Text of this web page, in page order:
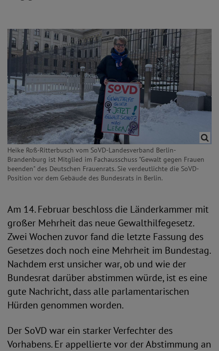
Heike Roß-Ritterbusch vom SoVD-Landesverband Berlin-
Brandenburg ist Mitglied im Fachausschuss "Gewalt gegen Frauen
beenden" des Deutschen Frauenrats. Sie verdeutlichte die SoVD-
Position vor dem Gebäude des Bundesrats in Berlin.
Am 14. Februar beschloss die Länderkammer mit
großer Mehrheit das neue Gewalthilfegesetz.
Zwei Wochen zuvor fand die letzte Fassung des
Gesetzes doch noch eine Mehrheit im Bundestag.
Nachdem erst unsicher war, ob und wie der
Bundesrat darüber abstimmen würde, ist es eine
gute Nachricht, dass alle parlamentarischen
Hürden genommen worden.
Der SoVD war ein starker Verfechter des
Vorhabens. Er appellierte vor der Abstimmung an